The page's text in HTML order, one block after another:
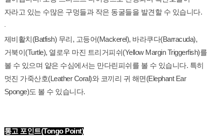
자라고 있는 수많은 구멍들과 작은 동굴들을 발견할 수 있습니다.
-
제비활치(Batfish) 무리, 고등어(Mackerel), 바라쿠다(Barracuda),
거북이(Turtle), 열로우 마진 트리거피쉬(Yellow Margin Triggerfish)를
볼 수 있으며 얕은 수심에서는 만다린피쉬를 볼 수 있습니다. 특히
멋진 가죽산호(Leather Coral)와 코끼리 귀 해면(Elephant Ear
Sponge)도 볼 수 있습니다.
통고 포인트(Tongo Point)